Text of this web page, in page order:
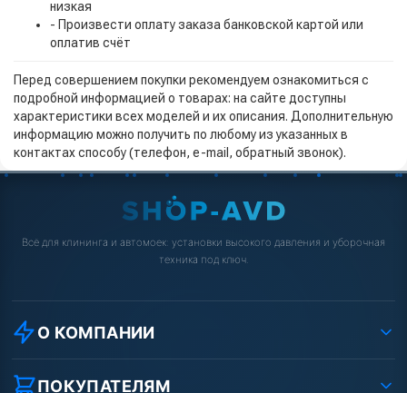
низкая
- Произвести оплату заказа банковской картой или
оплатив счёт
Перед совершением покупки рекомендуем ознакомиться с
подробной информацией о товарах: на сайте доступны
характеристики всех моделей и их описания. Дополнительную
информацию можно получить по любому из указанных в
контактах способу (телефон, e-mail, обратный звонок).
Всё для клининга и автомоек: установки высокого давления и уборочная
техника под ключ.
О КОМПАНИИ
О компании
Реквизиты ООО «Шоп АВД»
ПОКУПАТЕЛЯМ